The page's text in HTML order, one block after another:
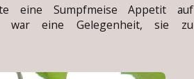
Sumpfmeise Appetit auf
war eine Gelegenheit, sie zu